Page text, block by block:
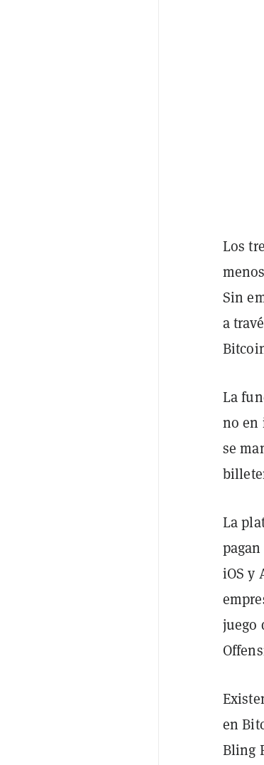
Los
Sin
a
La
no en
se
La
iOS y
juego
en
Bling